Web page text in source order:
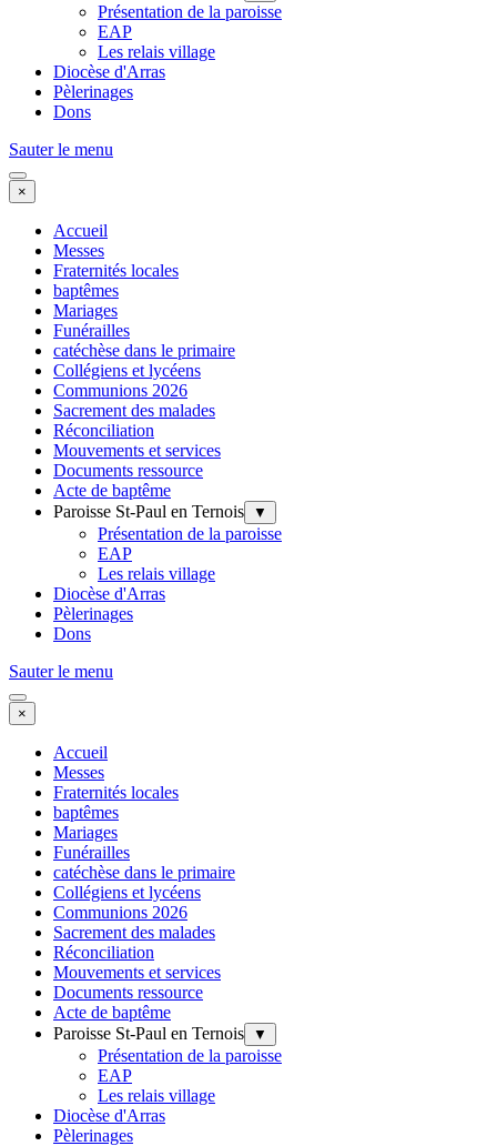
Présentation de la paroisse
EAP
Les relais village
Diocèse d'Arras
Pèlerinages
Dons
Sauter le menu
×
Accueil
Messes
Fraternités locales
baptêmes
Mariages
Funérailles
catéchèse dans le primaire
Collégiens et lycéens
Communions 2026
Sacrement des malades
Réconciliation
Mouvements et services
Documents ressource
Acte de baptême
Paroisse St-Paul en Ternois
▼
Présentation de la paroisse
EAP
Les relais village
Diocèse d'Arras
Pèlerinages
Dons
Sauter le menu
×
Accueil
Messes
Fraternités locales
baptêmes
Mariages
Funérailles
catéchèse dans le primaire
Collégiens et lycéens
Communions 2026
Sacrement des malades
Réconciliation
Mouvements et services
Documents ressource
Acte de baptême
Paroisse St-Paul en Ternois
▼
Présentation de la paroisse
EAP
Les relais village
Diocèse d'Arras
Pèlerinages